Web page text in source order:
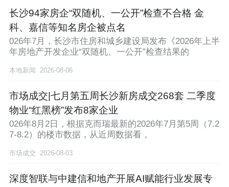
长沙94家房企“双随机、一公开”检查不合格 金
科、嘉信等知名房企被点名
026年7月，长沙市住房和城乡建设局发布《2026年上半
年房地产开发企业“双随机、一公开”检查结果的
本地新闻 2026-08-06
市场成交|七月第五周长沙新房成交268套 二季度
物业“红黑榜”发布8家企业
026年8月2日，根据克而瑞最新的2026年7月第5周（7.2
7-8.2）的楼市数据，从近周数据看，
市场成交 2026-08-03
深度智联与中建信和地产开展AI赋能行业发展专